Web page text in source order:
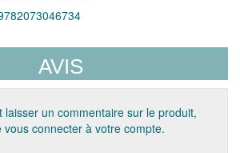
AVIS
laisser un commentaire sur le produit,
vous connecter à votre compte.